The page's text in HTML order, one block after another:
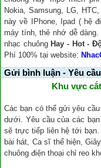
Nokia, Samsung, LG,
này về IPhone, Ipad ( hệ
máy tính, thẻ nhớ dễ
nhạc chuông Hay - Hot -
Phí 100% tại website:
Gửi bình luận - Yêu
Khu vực
Các bạn có thể gửi yêu
dưới. Yêu cầu của các
sẽ trực tiếp liên hệ tới bạn.
bài hát, Ca sĩ thể hiện,
chuông điện thoại chỉ reo